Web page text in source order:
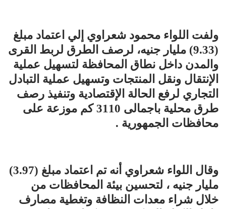
ولفت اللواء محمود شعراوي إلي اعتماد مبلغ
(9.33) مليار جنيه، لرصف الطرق لربط القرى
والمدن داخل نطاق المحافظة لتسهيل عملية
الإنتقال ونقل المنتجات وتسهيل عملية التبادل
التجاري لرفع الحالة الإقتصادية وتنفيذ رصف
طرق محلية باجمالى 3110 كم موزعة على
محافظات الجمهورية .
وقال اللواء شعراوي أنه تم اعتماد مبلغ (3.97)
مليار جنيه ، لتحسين بيئة المحافظات من
خلال شراء معدات النظافة وتغطية مصارف